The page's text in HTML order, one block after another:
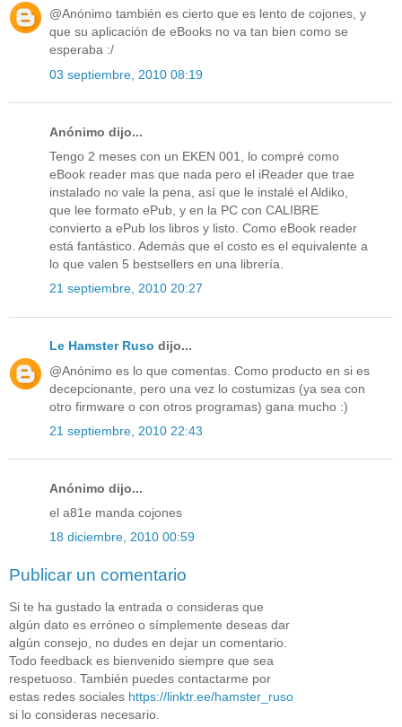
@Anónimo también es cierto que es lento de cojones, y
que su aplicación de eBooks no va tan bien como se
esperaba :/
03 septiembre, 2010 08:19
Anónimo dijo...
Tengo 2 meses con un EKEN 001, lo compré como
eBook reader mas que nada pero el iReader que trae
instalado no vale la pena, así que le instalé el Aldiko,
que lee formato ePub, y en la PC con CALIBRE
convierto a ePub los libros y listo. Como eBook reader
está fantástico. Además que el costo es el equivalente a
lo que valen 5 bestsellers en una librería.
21 septiembre, 2010 20:27
Le Hamster Ruso dijo...
@Anónimo es lo que comentas. Como producto en si es
decepcionante, pero una vez lo costumizas (ya sea con
otro firmware o con otros programas) gana mucho :)
21 septiembre, 2010 22:43
Anónimo dijo...
el a81e manda cojones
18 diciembre, 2010 00:59
Publicar un comentario
Si te ha gustado la entrada o consideras que
algún dato es erróneo o símplemente deseas dar
algún consejo, no dudes en dejar un comentario.
Todo feedback es bienvenido siempre que sea
respetuoso. También puedes contactarme por
estas redes sociales https://linktr.ee/hamster_ruso
si lo consideras necesario.